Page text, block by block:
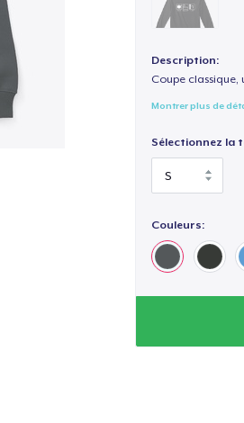
Description:
Coupe classique,
Montrer plus de
Sélectionnez la
Couleurs: